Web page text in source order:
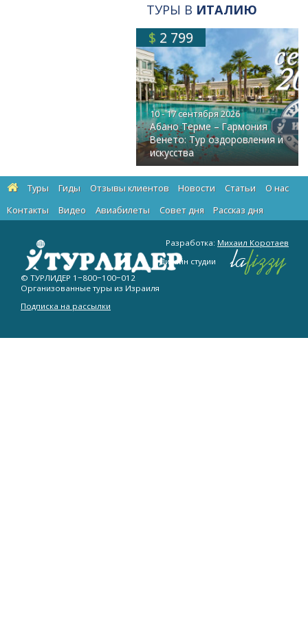
ТУРЫ В ИТАЛИЮ
$ 2 799
10 - 17 сентября 2026
Абано Терме – Гармония
Венето: Тур оздоровления и
искусства
Туры Гиды Отзывы клиентов Новости Статьи
О нас
Контакты
Видео Авиабилеты Cовет дня Рассказ дня
© ТУРЛИДЕР 1−800−100−012
Организованные туры из Израиля
Подписка на рассылки
Разработка: Михаил Коротаев
Дизайн студии